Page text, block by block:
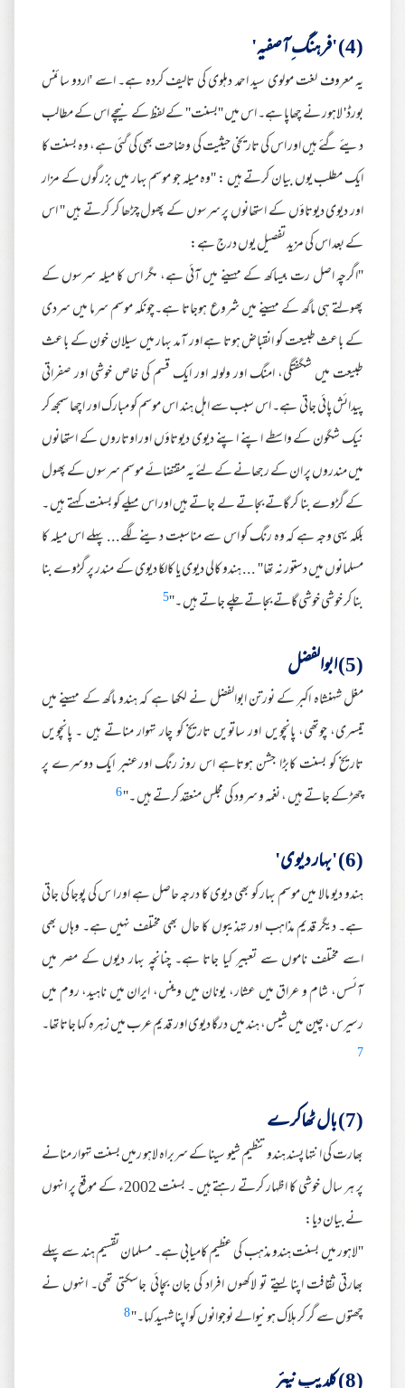
(4) 'فرہنگ ِآصفیہ'
یہ معروف لغت مولوی سید احمد دہلوی کی تالیف کردہ ہے۔ اسے 'اردو سائنس
بورڈ' لاہور نے چھاپا ہے۔ اس میں ''بسنت'' کے لفظ کے نیچے اس کے مطالب
دیئے گئے ہیں اور اس کی تاریخی حیثیت کی وضاحت بھی کی گئی ہے، وہ بسنت کا
ایک مطلب یوں بیان کرتے ہیں : ''وہ میلہ جو موسم بہار میں بزرگوں کے مزار
اور دیوی دیوتاؤں کے استھانوں پر سرسوں کے پھول چڑھا کر کرتے ہیں '' اس
کے بعد اس کی مزید تفصیل یوں درج ہے:
''اگرچہ اصل رت بیساکھ کے مہینے میں آئی ہے، مگر اس کا میلہ سرسوں کے
پھولتے ہی ماگھ کے مہینے میں شروع ہوجاتا ہے۔چونکہ موسم سرما میں سردی
کے باعث طبیعت کو انقباض ہوتا ہے اور آمد بہار میں سیلان خون کے باعث
طبیعت میں شگفتگی، امنگ اور ولولہ اور ایک قسم کی خاص خوشی اور صفراتی
پیدائش پائی جاتی ہے۔ اس سبب سے اہل ہند اس موسم کو مبارک اور اچھا سمجھ کر
نیک شگون کے واسطے اپنے اپنے دیوی دیوتاؤں اور اوتاروں کے استھانوں
میں مندروں پر ان کے رجھانے کے لئے یہ مقتضائے موسم سرسوں کے پھول
کے گڑوے بنا کر گاتے بجاتے لے جاتے ہیں اور اس میلے کو بسنت کہتے ہیں ۔
بلکہ یہی وجہ ہے کہ وہ رنگ کو اس سے مناسبت دینے لگے... پہلے اس میلہ کا
مسلمانوں میں دستور نہ تھا'' ... ہندو کالی دیوی یا کالکا دیوی کے مندر پر گڑوے بنا
بنا کر خوشی خوشی گاتے بجاتے چلے جاتے ہیں ۔''5
(5) ابوالفضل
مغل شہنشاہ اکبر کے نورتن ابوالفضل نے لکھا ہے کہ ہندو ماگھ کے مہینے میں
تیسری، چوتھی، پانچویں اور ساتویں تاریخ کو چار تہوار مناتے ہیں ۔ پانچویں
تاریخ کو بسنت کابڑا جشن ہوتاہے اس روز رنگ اورعنبر ایک دوسرے پر
چھڑکے جاتے ہیں ، نغمہ و سرود کی مجلس منعقد کرتے ہیں ۔''6
(6) 'بہار دیوی'
ہندو دیو مالا میں موسم بہار کو بھی دیوی کا درجہ حاصل ہے اور ا س کی پوجا کی جاتی
ہے۔ دیگر قدیم مذاہب اور تہذیبوں کا حال بھی مختلف نہیں ہے۔ وہاں بھی
اسے مختلف ناموں سے تعبیر کیا جاتا ہے۔ چنانچہ بہار دیوں کے مصر میں
آئسس، شام و عراق میں عشار، یونان میں وینس، ایران میں ناہید، روم میں
رسیرس، چین میں شیس، ہند میں درگا دیوی اور قدیم عرب میں زہرہ کہا جاتاتھا۔
7
(7) بال ٹھاکرے
بھارت کی انتہا پسند ہندو تنظیم شیو سینا کے سربراہ لاہو رمیں بسنت تہوار منانے
پر ہر سال خوشی کا اظہار کرتے رہتے ہیں ۔ بسنت 2002ء کے موقع پر انہوں
نے بیان دیا:
''لاہور میں بسنت ہندو مذہب کی عظیم کامیابی ہے۔ مسلمان تقسیم ہند سے پہلے
بھارتی ثقافت اپنا لیتے تو لاکھوں افراد کی جان بچائی جاسکتی تھی۔ انہوں نے
چھتوں سے گر کر ہلاک ہونیوالے نوجوانوں کو اپنا شہید کہا۔''8